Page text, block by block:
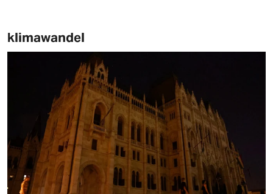
klimawandel